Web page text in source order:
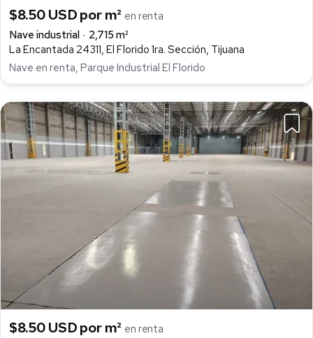
$8.50 USD por m² en renta
Nave industrial
2,715 m²
La Encantada 24311, El Florido 1ra. Sección, Tijuana
Nave en renta, Parque Industrial El Florido
$8.50 USD por m² en renta